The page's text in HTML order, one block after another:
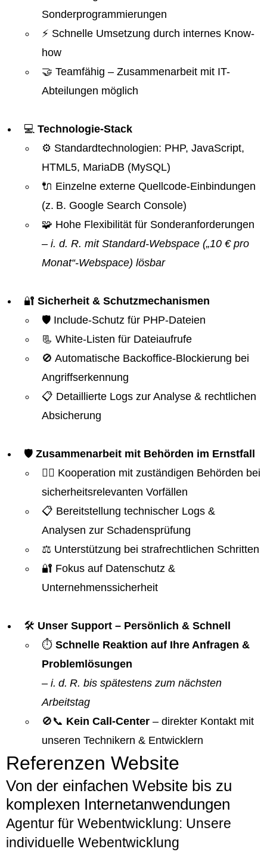
Sonderprogrammierungen
⚡ Schnelle Umsetzung durch internes Know-
how
🤝 Teamfähig – Zusammenarbeit mit IT-
Abteilungen möglich
💻 Technologie-Stack
⚙️ Standardtechnologien: PHP, JavaScript,
HTML5, MariaDB (MySQL)
🔌 Einzelne externe Quellcode-Einbindungen
(z. B. Google Search Console)
🧩 Hohe Flexibilität für Sonderanforderungen
– i. d. R. mit Standard-Webspace („10 € pro
Monat“-Webspace) lösbar
🔐 Sicherheit & Schutzmechanismen
🛡️ Include-Schutz für PHP-Dateien
📃 White-Listen für Dateiaufrufe
🚫 Automatische Backoffice-Blockierung bei
Angriffserkennung
📋 Detaillierte Logs zur Analyse & rechtlichen
Absicherung
🛡️ Zusammenarbeit mit Behörden im Ernstfall
👮‍♂️ Kooperation mit zuständigen Behörden bei
sicherheitsrelevanten Vorfällen
📋 Bereitstellung technischer Logs &
Analysen zur Schadensprüfung
⚖️ Unterstützung bei strafrechtlichen Schritten
🔐 Fokus auf Datenschutz &
Unternehmenssicherheit
🛠️ Unser Support – Persönlich & Schnell
⏱️ Schnelle Reaktion auf Ihre Anfragen &
Problemlösungen
– i. d. R. bis spätestens zum nächsten
Arbeitstag
🚫📞 Kein Call-Center – direkter Kontakt mit
unseren Technikern & Entwicklern
Referenzen Website
Von der einfachen Website bis zu
komplexen Internetanwendungen
Agentur für Webentwicklung: Unsere
individuelle Webentwicklung